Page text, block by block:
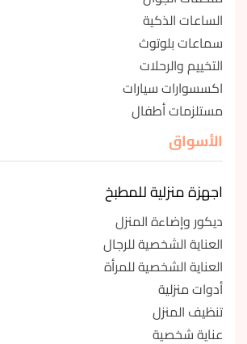
الساعات الذكية
سماعات بلوتوث
التخييم والرحلات
اكسسوارات سيارات
مستلزمات أطفال
الأسواق
اجهزة منزلية للمطبخ
ديكور وإضاءة المنزل
العناية الشخصية للرجال
العناية الشخصية للمرأة
أدوات منزلية
تنظيف المنزل
عناية شخصية